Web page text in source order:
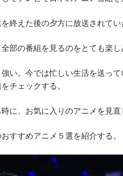
終えた後の夕方に放送されてい
部の番組を見るのをとても楽し
い。今では忙しい生活を送っ
チェックする。
に、お気に入りのアニメを見直
すすめアニメ５選を紹介する。